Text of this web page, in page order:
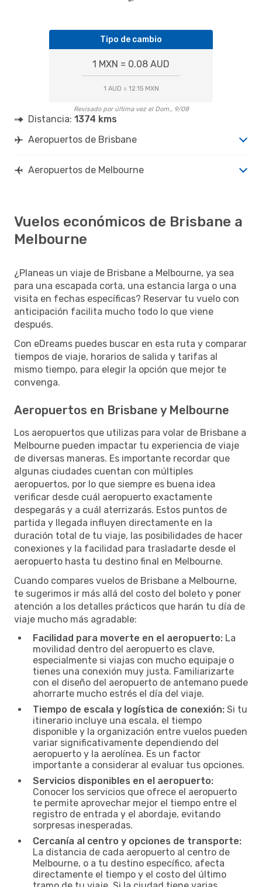
Tipo de cambio
1 MXN = 0.08 AUD
1 AUD = 12.15 MXN
Revisado por última vez el Dom., 9/08
Distancia: 1374 kms
Aeropuertos de Brisbane
Aeropuertos de Melbourne
Vuelos económicos de Brisbane a
Melbourne
¿Planeas un viaje de Brisbane a Melbourne, ya sea
para una escapada corta, una estancia larga o una
visita en fechas específicas? Reservar tu vuelo con
anticipación facilita mucho todo lo que viene
después.
Con eDreams puedes buscar en esta ruta y comparar
tiempos de viaje, horarios de salida y tarifas al
mismo tiempo, para elegir la opción que mejor te
convenga.
Aeropuertos en Brisbane y Melbourne
Los aeropuertos que utilizas para volar de Brisbane a
Melbourne pueden impactar tu experiencia de viaje
de diversas maneras. Es importante recordar que
algunas ciudades cuentan con múltiples
aeropuertos, por lo que siempre es buena idea
verificar desde cuál aeropuerto exactamente
despegarás y a cuál aterrizarás. Estos puntos de
partida y llegada influyen directamente en la
duración total de tu viaje, las posibilidades de hacer
conexiones y la facilidad para trasladarte desde el
aeropuerto hasta tu destino final en Melbourne.
Cuando compares vuelos de Brisbane a Melbourne,
te sugerimos ir más allá del costo del boleto y poner
atención a los detalles prácticos que harán tu día de
viaje mucho más agradable:
Facilidad para moverte en el aeropuerto: La
movilidad dentro del aeropuerto es clave,
especialmente si viajas con mucho equipaje o
tienes una conexión muy justa. Familiarizarte
con el diseño del aeropuerto de antemano puede
ahorrarte mucho estrés el día del viaje.
Tiempo de escala y logística de conexión: Si tu
itinerario incluye una escala, el tiempo
disponible y la organización entre vuelos pueden
variar significativamente dependiendo del
aeropuerto y la aerolínea. Es un factor
importante a considerar al evaluar tus opciones.
Servicios disponibles en el aeropuerto:
Conocer los servicios que ofrece el aeropuerto
te permite aprovechar mejor el tiempo entre el
registro de entrada y el abordaje, evitando
sorpresas inesperadas.
Cercanía al centro y opciones de transporte:
La distancia de cada aeropuerto al centro de
Melbourne, o a tu destino específico, afecta
directamente el tiempo y el costo del último